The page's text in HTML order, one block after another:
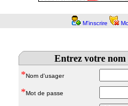
M'inscrire
Entrez votre nom
*Nom d'usager
*Mot de passe